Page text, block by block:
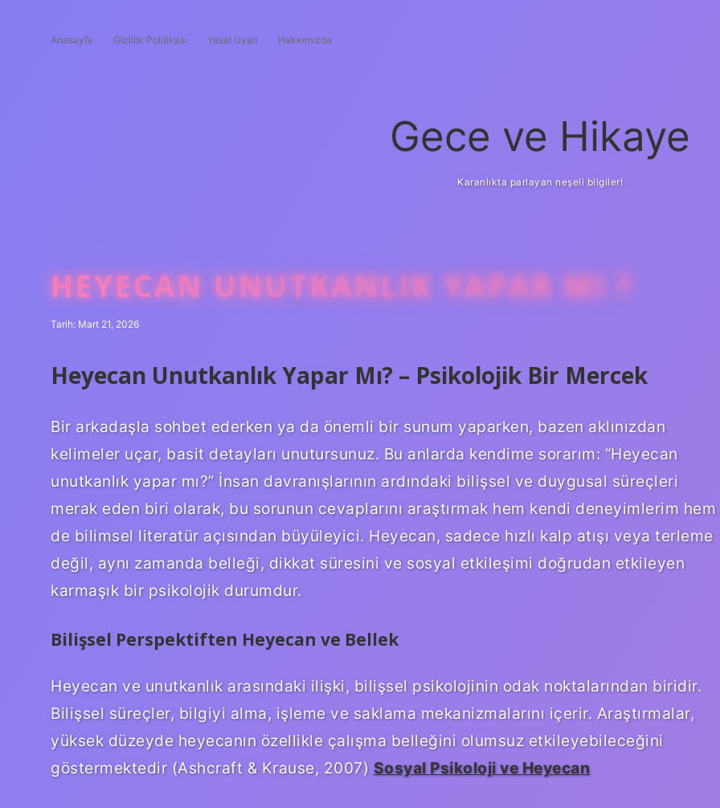
Anasayfa Gizlilik Politikası Yasal Uyarı Hakkımızda
Gece ve Hikaye
Karanlıkta parlayan neşeli bilgiler!
HEYECAN UNUTKANLIK YAPAR MI ?
Tarih: Mart 21, 2026
Heyecan Unutkanlık Yapar Mı? – Psikolojik Bir Mercek
Bir arkadaşla sohbet ederken ya da önemli bir sunum yaparken, bazen aklınızdan
kelimeler uçar, basit detayları unutursunuz. Bu anlarda kendime sorarım: “Heyecan
unutkanlık yapar mı?” İnsan davranışlarının ardındaki bilişsel ve duygusal süreçleri
merak eden biri olarak, bu sorunun cevaplarını araştırmak hem kendi deneyimlerim hem
de bilimsel literatür açısından büyüleyici. Heyecan, sadece hızlı kalp atışı veya terleme
değil, aynı zamanda belleği, dikkat süresini ve sosyal etkileşimi doğrudan etkileyen
karmaşık bir psikolojik durumdur.
Bilişsel Perspektiften Heyecan ve Bellek
Heyecan ve unutkanlık arasındaki ilişki, bilişsel psikolojinin odak noktalarından biridir.
Bilişsel süreçler, bilgiyi alma, işleme ve saklama mekanizmalarını içerir. Araştırmalar,
yüksek düzeyde heyecanın özellikle çalışma belleğini olumsuz etkileyebileceğini
göstermektedir (Ashcraft & Krause, 2007) Sosyal Psikoloji ve Heyecan